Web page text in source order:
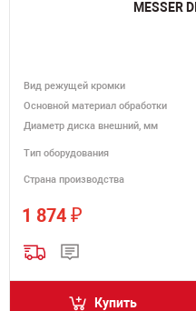
MESSER
Вид режущей кромки
Основной материал обработки
Диаметр диска внешний, мм
Тип оборудования
Страна производства
1 874 ₽
Купить